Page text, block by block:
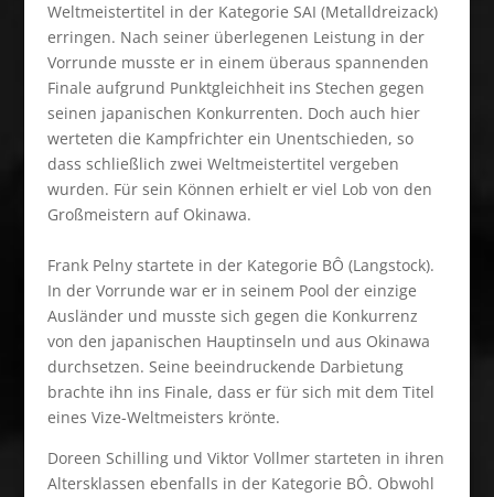
Weltmeistertitel in der Kategorie SAI (Metalldreizack)
erringen. Nach seiner überlegenen Leistung in der
Vorrunde musste er in einem überaus spannenden
Finale aufgrund Punktgleichheit ins Stechen gegen
seinen japanischen Konkurrenten. Doch auch hier
werteten die Kampfrichter ein Unentschieden, so
dass schließlich zwei Weltmeistertitel vergeben
wurden. Für sein Können erhielt er viel Lob von den
Großmeistern auf Okinawa.
Frank Pelny startete in der Kategorie BÔ (Langstock).
In der Vorrunde war er in seinem Pool der einzige
Ausländer und musste sich gegen die Konkurrenz
von den japanischen Hauptinseln und aus Okinawa
durchsetzen. Seine beeindruckende Darbietung
brachte ihn ins Finale, dass er für sich mit dem Titel
eines Vize-Weltmeisters krönte.
Doreen Schilling und Viktor Vollmer starteten in ihren
Altersklassen ebenfalls in der Kategorie BÔ. Obwohl